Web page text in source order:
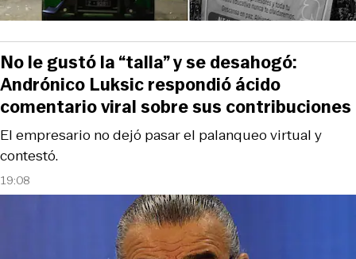
19:08
El empresario no dejó pasar el palanqueo virtual y
contestó.
No le gustó la “talla” y se desahogó:
Andrónico Luksic respondió ácido
comentario viral sobre sus contribuciones